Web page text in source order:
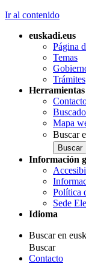
Ir al contenido
euskadi.eus
Página
Temas
Trámites
Herramientas
Mapa
Buscar
Información
Política
Sede
Idioma
Buscar en
Buscar
Contacto